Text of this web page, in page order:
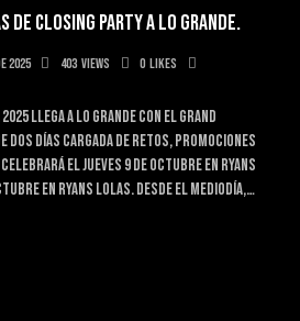
DE CLOSING PARTY A LO GRANDE.
2025 403 Views 0 Likes
llega a lo grande con el Grand
dos días cargada de retos, promociones
el jueves 9 de octubre en Ryans
en Ryans Lolas. Desde el mediodía,…